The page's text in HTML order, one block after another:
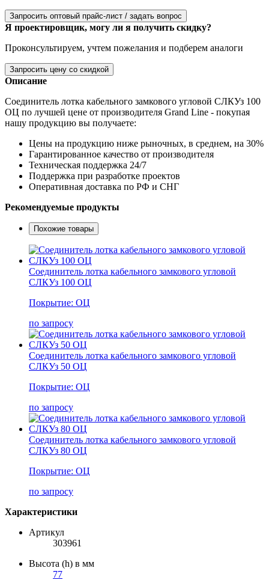
Запросить оптовый прайс-лист / задать вопрос
Я проектировщик, могу ли я получить скидку?
Проконсультируем, учтем пожелания и подберем аналоги
Запросить цену со скидкой
Описание
Соединитель лотка кабельного замкового угловой СЛКУз 100
ОЦ по лучшей цене от производителя Grand Line - покупая
нашу продукцию вы получаете:
Цены на продукцию ниже рыночных, в среднем, на 30%
Гарантированное качество от производителя
Техническая поддержка 24/7
Поддержка при разработке проектов
Оперативная доставка по РФ и СНГ
Рекомендуемые продукты
Похожие товары
Соединитель лотка кабельного замкового угловой
СЛКУз 100 ОЦ
Покрытие: ОЦ
по запросу
Соединитель лотка кабельного замкового угловой
СЛКУз 50 ОЦ
Покрытие: ОЦ
по запросу
Соединитель лотка кабельного замкового угловой
СЛКУз 80 ОЦ
Покрытие: ОЦ
по запросу
Характеристики
Артикул
303961
Высота (h) в мм
77